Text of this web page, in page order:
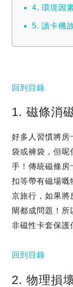
4. 環境因
5. 讀卡機
回到目錄
1. 磁條消
好多人習慣將房
袋或褲袋，但呢
手！傳統磁條房
扣等帶有磁場嘅
京旅行，如果將
閘都成問題！
非磁性卡套保護
回到目錄
2. 物理損